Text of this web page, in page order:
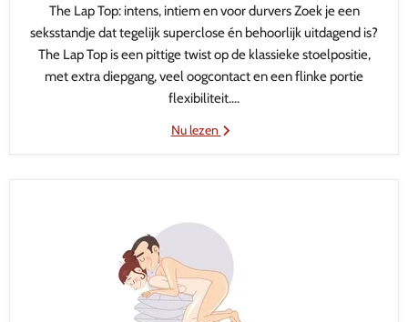
The Lap Top: intens, intiem en voor durvers Zoek je een
seksstandje dat tegelijk superclose én behoorlijk uitdagend is?
The Lap Top is een pittige twist op de klassieke stoelpositie,
met extra diepgang, veel oogcontact en een flinke portie
flexibiliteit....
Nu lezen